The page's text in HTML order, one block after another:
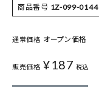
商品番号 1Z-099-0144
通常価格 オープン価格
販売価格 ¥187 税込